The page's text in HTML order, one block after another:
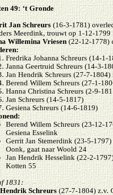
49: ‘t Gronde
Jan Schreurs(16-3-1781)
Meerdink, trouwt op 1-12-1799
Willemina Vriesen(22-12-1778)
Fredrika Johanna Schreurs (14-1-
Janna Geertruid Schreurs (14-3-
Jan Hendrik Schreurs (27-7-1804)
Berend Willem Schreurs (27-1-
Hanna Christina Schreurs (2-9-
Jan Schreurs (14-5-1817)
Gesiena Schreurs (14-6-1819)
Berend Willem Schreurs (23-12-
Gesiena Esselink
Gerrit Jan Stemerdink (23-5-
Oonk, gaat naar Woold 24
Jan Hendrik Hesselink (22-2-
Kotten 55
1831:
Schreurs (27-7-1804) z.v.